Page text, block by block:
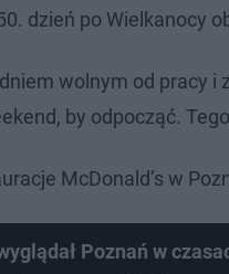
dzień po Wielkanocy
wolnym od pracy i
by odpocząć.
McDonald’s w
Poznań w